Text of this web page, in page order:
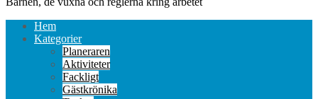
Hem
Kategorier
Planeraren
Aktiviteter
Fackligt
Gästkrönika